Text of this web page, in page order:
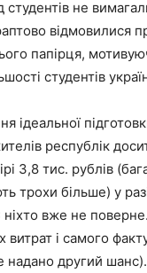
студентів не
відмовилися
папірця,
студентів
ідеальної
республік
3,8 тис. рублів
трохи більше) у
вже не
витрат і самого
надано другий шанс).